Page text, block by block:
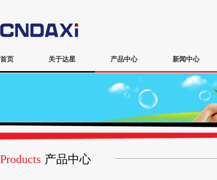
首页 关于达星 产品中心 新闻中心
Products 产品中心